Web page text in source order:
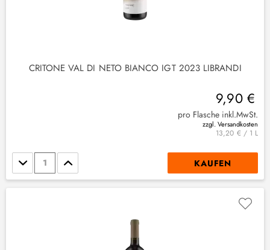
CRITONE VAL DI NETO BIANCO IGT 2023 LIBRANDI
9,90 €
pro Flasche inkl.MwSt.
zzgl. Versandkosten
13,20 € / 1 L
Stückzahl KAUFEN